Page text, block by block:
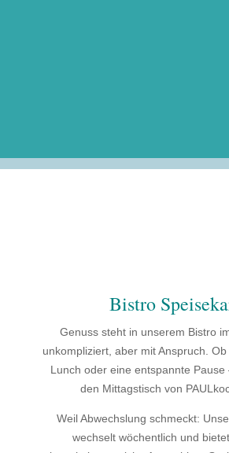
Bistro
Genuss steht in unserem Bistro
unkompliziert, aber mit Anspruch.
Lunch oder eine entspannte Pause
den Mittagstisch von
Weil Abwechslung schmeckt:
wechselt wöchentlich und